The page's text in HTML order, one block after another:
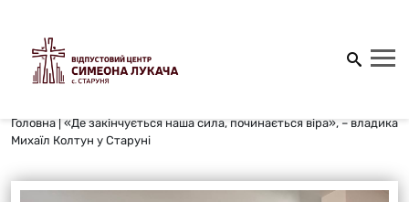
Головна | «Де закінчується наша сила, починається віра», – владика
Михаїл Колтун у Старуні